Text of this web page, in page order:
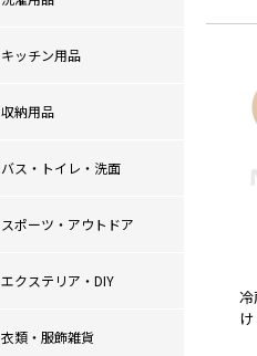
キッチン用品
収納用品
バス・トイレ・洗面
スポーツ・アウトドア
エクステリア・DIY
衣類・服飾雑貨
け